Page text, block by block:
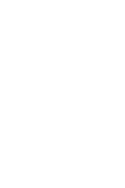
Familie"
Seher und Psychologe